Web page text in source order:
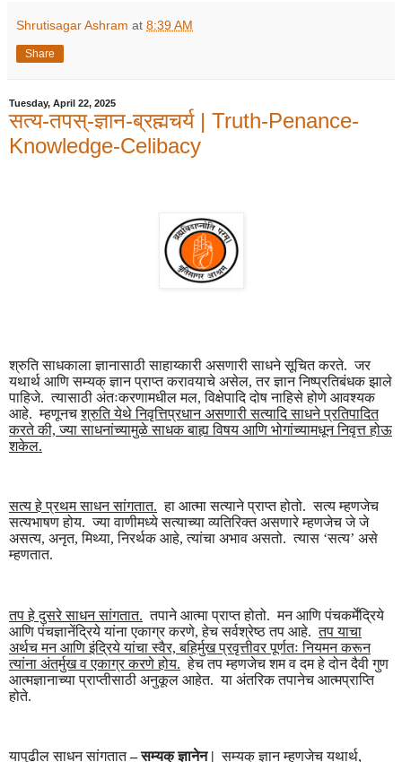
Shrutisagar Ashram at 8:39 AM
Share
Tuesday, April 22, 2025
सत्य-तपस्-ज्ञान-ब्रह्मचर्य | Truth-Penance-
Knowledge-Celibacy
श्रुति साधकाला ज्ञानासाठी साहाय्कारी असणारी साधने सूचित करते. जर
यथार्थ आणि सम्यक् ज्ञान प्राप्त करावयाचे असेल, तर ज्ञान निष्प्रतिबंधक झाले
पाहिजे. त्यासाठी अंतःकरणामधील मल, विक्षेपादि दोष नाहिसे होणे आवश्यक
आहे. म्हणूनचश्रुति येथेनिवृत्तिप्रधान असणारी सत्यादिसाधने प्रतिपादित
करते की, ज्या साधनांच्यामुळे साधकबाह्यविषय आणि भोगांच्यामधूननिवृत्तहोऊ
शकेल.
सत्य हे प्रथम साधन सांगतात. हा आत्मा सत्याने प्राप्त होतो. सत्य म्हणजेच
सत्यभाषण होय. ज्या वाणीमध्ये सत्याच्या व्यतिरिक्त असणारे म्हणजेच जे जे
असत्य, अनृत, मिथ्या, निरर्थक आहे, त्यांचा अभाव असतो. त्यास ‘सत्य’ असे
म्हणतात.
तप हे दुसरे साधन सांगतात. तपाने आत्मा प्राप्त होतो. मन आणि पंचकर्मेंद्रिये
आणि पंचज्ञानेंद्रिये यांना एकाग्र करणे, हेच सर्वश्रेष्ठ तप आहे.तप याचा
अर्थच मन आणि इंद्रिये यांचा स्वैर, बहिर्मुखप्रवृत्तीवर पूर्णतः नियमन करून
त्यांना अंतर्मुख व एकाग्र करणे होय. हेच तप म्हणजेच शम व दम हे दोन दैवी गुण
आत्मज्ञानाच्या प्राप्तीसाठी अनुकूल आहेत. या अंतरिक तपानेच आत्मप्राप्ति
होते.
यापुढील साधन सांगतात– सम्यक् ज्ञानेन | सम्यक्ज्ञान म्हणजेच यथार्थ,